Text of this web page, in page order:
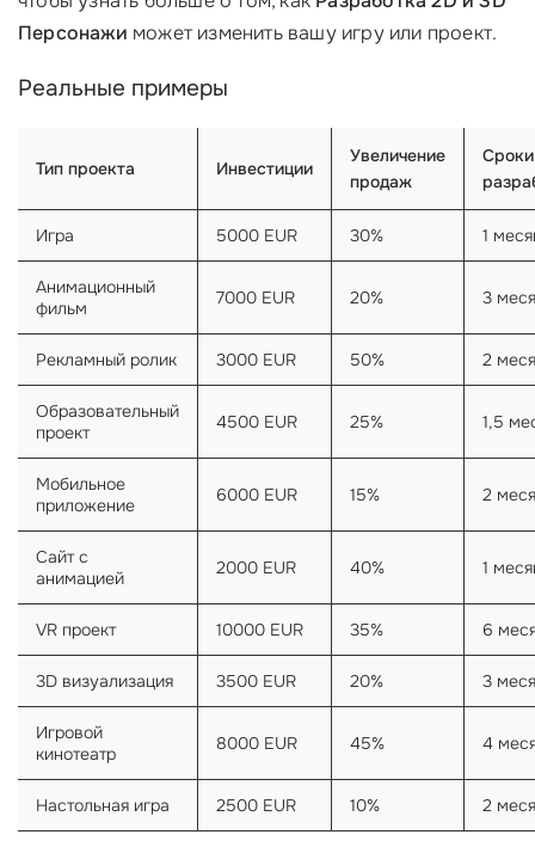
Персонажи может изменить вашу игру или проект.
Реальные примеры
Тип проекта Инвестиции
Увеличение
продаж
Сроки
Игра 5000 EUR 30% 1
Анимационный
фильм
7000 EUR 20% 3
Рекламный ролик 3000 EUR 50% 2
Образовательный
проект
4500 EUR 25% 1,5
Мобильное
приложение
6000 EUR 15% 2
Сайт с
анимацией
2000 EUR 40% 1
VR проект 10000 EUR 35% 6
3D визуализация 3500 EUR 20% 3
Игровой
кинотеатр
8000 EUR 45% 4
Настольная игра 2500 EUR 10% 2